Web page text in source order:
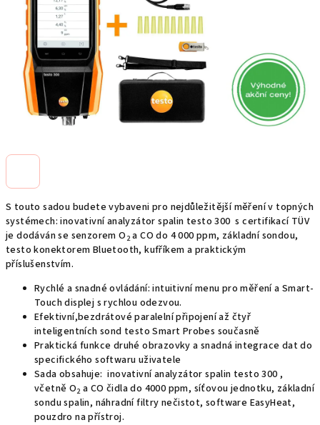
S touto sadou budete vybaveni pro nejdůležitější měření v topných
systémech: inovativní analyzátor spalin testo 300 s certifikací TÜV
je dodáván se senzorem O 2a CO do 4 000 ppm, základní sondou,
testo konektorem Bluetooth, kufříkem a praktickým
příslušenstvím.
Rychlé a snadné ovládání: intuitivní menu pro měření a Smart-
Touch displej s rychlou odezvou.
Efektivní,bezdrátové paralelní připojení až čtyř
inteligentních sond testo Smart Probes současně
Praktická funkce druhé obrazovky a snadná integrace dat do
specifického softwaru uživatele
Sada obsahuje: inovativní analyzátor spalin testo 300 ,
včetně O2 a CO čidla do 4000 ppm, síťovou jednotku, základní
sondu spalin, náhradní filtry nečistot, software EasyHeat,
pouzdro na přístroj.